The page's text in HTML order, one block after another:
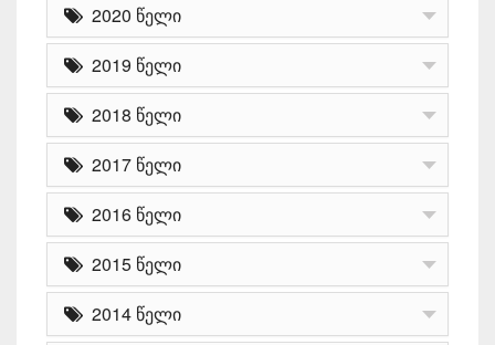
2020 წელი
2019 წელი
2018 წელი
2017 წელი
2016 წელი
2015 წელი
2014 წელი